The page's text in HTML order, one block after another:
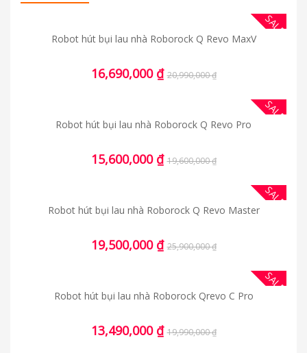
SALE
Robot hút bụi lau nhà Roborock Q Revo MaxV
16,690,000 ₫ 20,990,000₫
SALE
Robot hút bụi lau nhà Roborock Q Revo Pro
15,600,000 ₫ 19,600,000₫
SALE
Robot hút bụi lau nhà Roborock Q Revo Master
19,500,000 ₫ 25,900,000₫
SALE
Robot hút bụi lau nhà Roborock Qrevo C Pro
13,490,000 ₫ 19,990,000₫